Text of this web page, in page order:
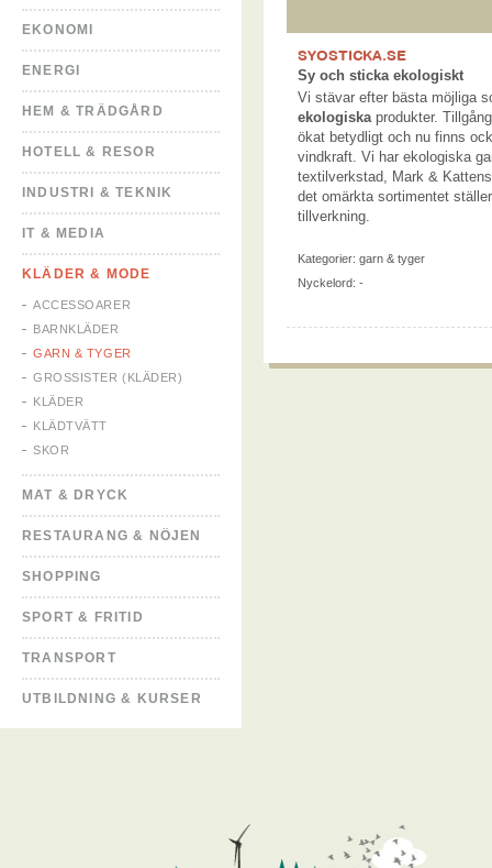
EKONOMI
ENERGI
HEM & TRÄDGÅRD
HOTELL & RESOR
INDUSTRI & TEKNIK
IT & MEDIA
KLÄDER & MODE
ACCESSOARER
BARNKLÄDER
GARN & TYGER
GROSSISTER (KLÄDER)
KLÄDER
KLÄDTVÄTT
SKOR
MAT & DRYCK
RESTAURANG & NÖJEN
SHOPPING
SPORT & FRITID
TRANSPORT
UTBILDNING & KURSER
SYOSTICKA.SE
Sy och sticka ekologiskt
Vi stävar efter bästa möjliga
ekologiskaprodukter.
ökat betydligt och nu finns
vindkraft. Vi har ekologiska
textilverkstad, Mark &
det omärkta sortimentet
tillverkning.
Kategorier: garn & tyger
Nyckelord: -